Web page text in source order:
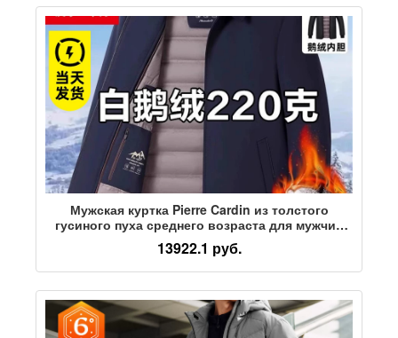
Мужская куртка Pierre Cardin из толстого
гусиного пуха среднего возраста для мужчин
среднего и пожилого возраста, куртка для
папы, пуховик со съемной подкладкой и
лацканами
13922.1 руб.